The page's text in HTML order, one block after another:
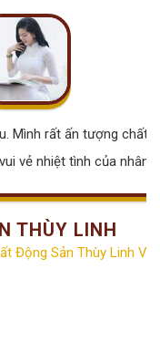
Mình rất ấn tượng chất
vẻ nhiệt tình của nhân
THÙY LINH
Động Sản Thùy Linh